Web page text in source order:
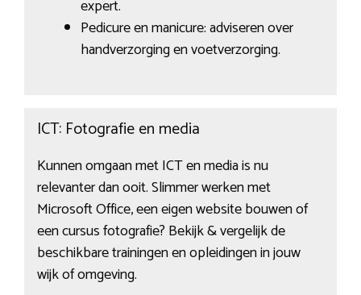
expert.
Pedicure en manicure: adviseren over
handverzorging en voetverzorging.
ICT: Fotografie en media
Kunnen omgaan met ICT en media is nu
relevanter dan ooit. Slimmer werken met
Microsoft Office, een eigen website bouwen of
een cursus fotografie? Bekijk & vergelijk de
beschikbare trainingen en opleidingen in jouw
wijk of omgeving.